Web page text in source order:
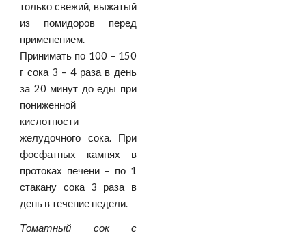
только свежий, выжатый
из помидоров перед
применением.
Принимать по 100 – 150
г сока 3 – 4 раза в день
за 20 минут до еды при
пониженной
кислотности
желудочного сока. При
фосфатных камнях в
протоках печени – по 1
стакану сока 3 раза в
день в течение недели.
Томатный сок с